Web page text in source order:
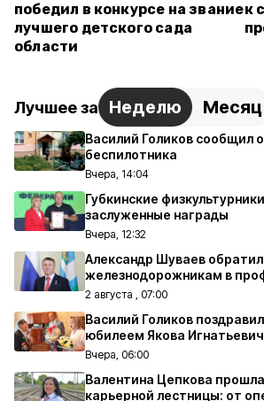
победил в конкурсе на звание
лучшего детского сада
области
к
Лучшее за Неделю Месяц
Василий Голиков сообщил
беспилотника
Вчера, 14:04
Губкинские
заслуженные награды
Вчера, 12:32
Александр Шуваев
железнодорожникам в
2 августа , 07:00
Василий Голиков
юбилеем Якова
Вчера, 06:00
Валентина Цепкова
карьерной лестницы: от